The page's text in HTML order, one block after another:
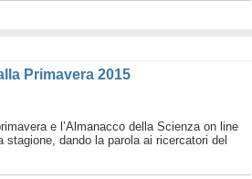
Primavera 2015
e l’Almanacco della Scienza on line
dando la parola ai ricercatori del